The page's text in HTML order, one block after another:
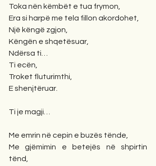
Toka nën këmbët e tua frymon,
Era si harpë me tela fillon akordohet,
Një këngë zgjon,
Këngën e shqetësuar,
Ndërsa ti…
Ti ecën,
Troket fluturimthi,
E shenjtëruar.
Ti je magji…
Me emrin në cepin e buzës tënde,
Me gjëmimin e betejës në shpirtin
tënd,